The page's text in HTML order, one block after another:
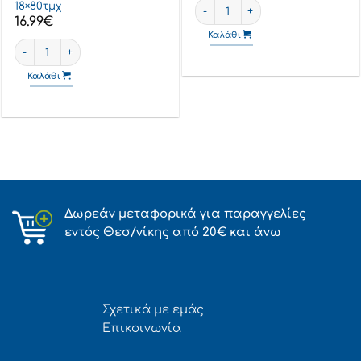
n' Care Χαμομήλι 2x80τεμ +1 Δώρο ποσότητα
18×80τμχ
16.99€
Septona Calm N' Care Chamomile Μωρομάντηλα χωρίς
Καλάθι
RAID Μυρμηγκοκτόνο Δόλωμα
Καλάθι
Δωρεάν μεταφορικά για παραγγελίες
εντός Θεσ/νίκης από 20€ και άνω
Σχετικά με εμάς
Επικοινωνία